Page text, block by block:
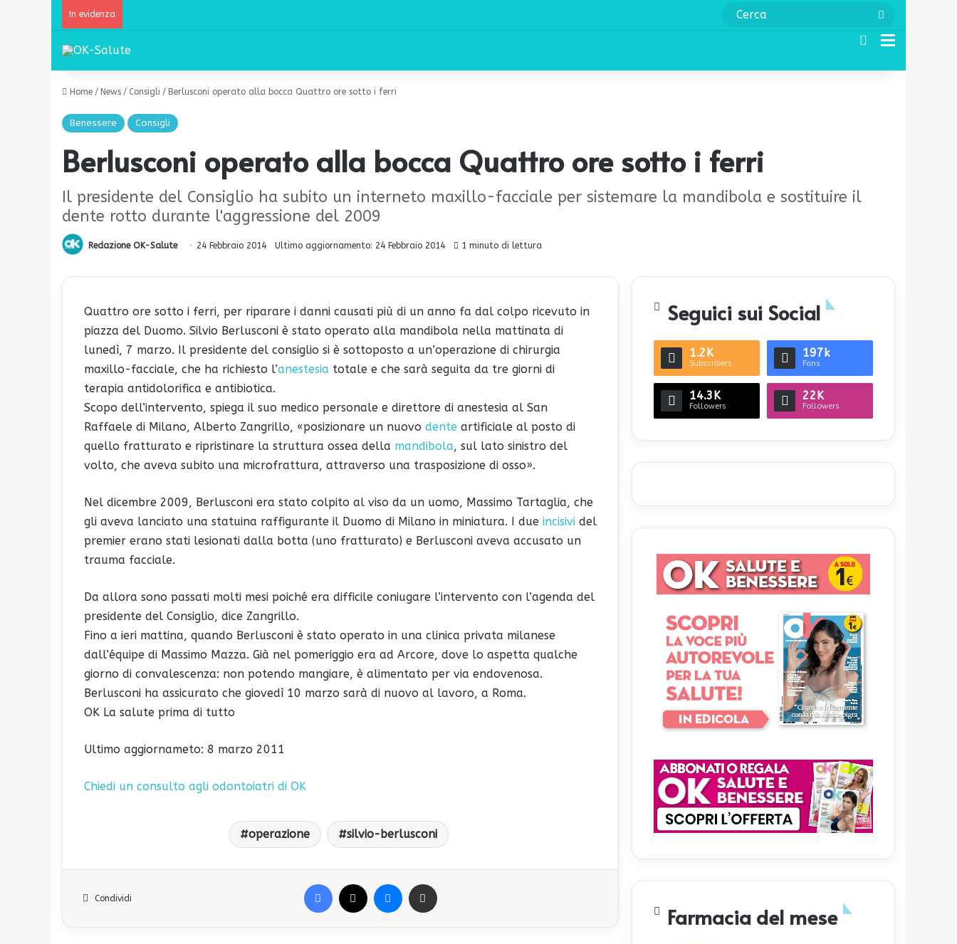
In evidenza
Cerca
Home / News / Consigli / Berlusconi operato alla bocca Quattro ore sotto i ferri
Benessere Consigli
Berlusconi operato alla bocca Quattro ore sotto i ferri
Il presidente del Consiglio ha subito un interneto maxillo-facciale per sistemare la mandibola e sostituire il
dente rotto durante l'aggressione del 2009
Redazione OK-Salute 24 Febbraio 2014 Ultimo aggiornamento: 24 Febbraio 2014 1 minuto di lettura
Quattro ore sotto i ferri, per riparare i danni causati più di un anno fa dal colpo ricevuto in
piazza del Duomo. Silvio Berlusconi è stato operato alla mandibola nella mattinata di
lunedì, 7 marzo. Il presidente del consiglio si è sottoposto a un’operazione di chirurgia
maxillo-facciale, che ha richiesto l’anestesia totale e che sarà seguita da tre giorni di
terapia antidolorifica e antibiotica.
Scopo dell’intervento, spiega il suo medico personale e direttore di anestesia al San
Raffaele di Milano, Alberto Zangrillo, «posizionare un nuovo dente artificiale al posto di
quello fratturato e ripristinare la struttura ossea della mandibola, sul lato sinistro del
volto, che aveva subito una microfrattura, attraverso una trasposizione di osso».
Nel dicembre 2009, Berlusconi era stato colpito al viso da un uomo, Massimo Tartaglia, che
gli aveva lanciato una statuina raffigurante il Duomo di Milano in miniatura. I due incisivi del
premier erano stati lesionati dalla botta (uno fratturato) e Berlusconi aveva accusato un
trauma facciale.
Da allora sono passati molti mesi poiché era difficile coniugare l’intervento con l’agenda del
presidente del Consiglio, dice Zangrillo.
Fino a ieri mattina, quando Berlusconi è stato operato in una clinica privata milanese
dall’équipe di Massimo Mazza. Già nel pomeriggio era ad Arcore, dove lo aspetta qualche
giorno di convalescenza: non potendo mangiare, è alimentato per via endovenosa.
Berlusconi ha assicurato che giovedì 10 marzo sarà di nuovo al lavoro, a Roma.
OK La salute prima di tutto
Ultimo aggiornameto: 8 marzo 2011
Chiedi un consulto agli odontoiatri di OK
operazione silvio-berlusconi
Condividi
Seguici sui Social
1.2K
Subscribers
197k
Fans
14.3K
Followers
22K
Followers
Farmacia del mese